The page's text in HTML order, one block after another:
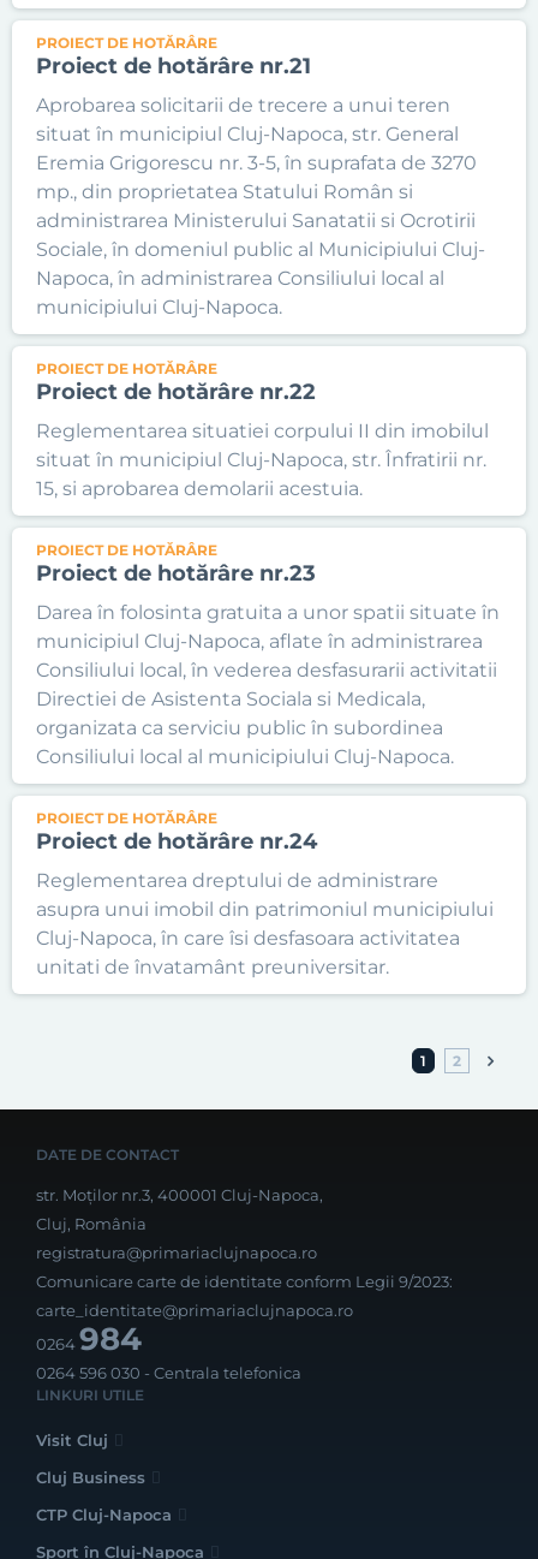
PROIECT DE HOTĂRÂRE
Proiect de hotărâre nr.21
Aprobarea solicitarii de trecere a unui teren
situat în municipiul Cluj-Napoca, str. General
Eremia Grigorescu nr. 3-5, în suprafata de 3270
mp., din proprietatea Statului Român si
administrarea Ministerului Sanatatii si Ocrotirii
Sociale, în domeniul public al Municipiului Cluj-
Napoca, în administrarea Consiliului local al
municipiului Cluj-Napoca.
PROIECT DE HOTĂRÂRE
Proiect de hotărâre nr.22
Reglementarea situatiei corpului II din imobilul
situat în municipiul Cluj-Napoca, str. Înfratirii nr.
15, si aprobarea demolarii acestuia.
PROIECT DE HOTĂRÂRE
Proiect de hotărâre nr.23
Darea în folosinta gratuita a unor spatii situate în
municipiul Cluj-Napoca, aflate în administrarea
Consiliului local, în vederea desfasurarii activitatii
Directiei de Asistenta Sociala si Medicala,
organizata ca serviciu public în subordinea
Consiliului local al municipiului Cluj-Napoca.
PROIECT DE HOTĂRÂRE
Proiect de hotărâre nr.24
Reglementarea dreptului de administrare
asupra unui imobil din patrimoniul municipiului
Cluj-Napoca, în care îsi desfasoara activitatea
unitati de învatamânt preuniversitar.
1 2
DATE DE CONTACT
str. Moților nr.3, 400001 Cluj-Napoca,
Cluj, România
registratura@primariaclujnapoca.ro
Comunicare carte de identitate conform Legii 9/2023:
carte_identitate@primariaclujnapoca.ro
0264984
0264 596 030 - Centrala telefonica
LINKURI UTILE
Visit Cluj
Cluj Business
CTP Cluj-Napoca
Sport în Cluj-Napoca